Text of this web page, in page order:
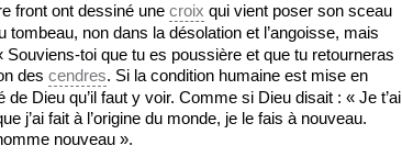
front ont dessiné une croix qui vient poser son sceau
tombeau, non dans la désolation et l’angoisse, mais
toi que tu es poussière et que tu retourneras
des cendres. Si la condition humaine est mise en
Dieu qu’il faut y voir. Comme si Dieu disait : « Je t’ai
j’ai fait à l’origine du monde, je le fais à nouveau.
nouveau ».